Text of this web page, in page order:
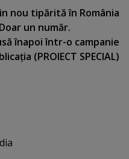
nou tipărită în România
un număr.
înapoi într-o campanie
(PROIECT SPECIAL)